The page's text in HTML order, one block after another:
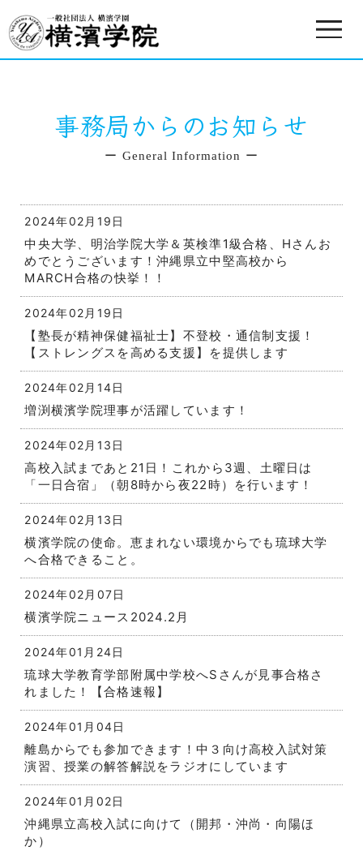
事務局からのお知らせ
ー General Information ー
2024年02月19日
中央大学、明治学院大学＆英検準1級合格、Hさんお
めでとうございます！沖縄県立中堅高校から
MARCH合格の快挙！！
2024年02月19日
【塾長が精神保健福祉士】不登校・通信制支援！
【ストレングスを高める支援】を提供します
2024年02月14日
増渕横濱学院理事が活躍しています！
2024年02月13日
高校入試まであと21日！これから3週、土曜日は
「一日合宿」（朝8時から夜22時）を行います！
2024年02月13日
横濱学院の使命。恵まれない環境からでも琉球大学
へ合格できること。
2024年02月07日
横濱学院ニュース2024.2月
2024年01月24日
琉球大学教育学部附属中学校へSさんが見事合格さ
れました！【合格速報】
2024年01月04日
離島からでも参加できます！中３向け高校入試対策
演習、授業の解答解説をラジオにしています
2024年01月02日
沖縄県立高校入試に向けて（開邦・沖尚・向陽ほ
か）